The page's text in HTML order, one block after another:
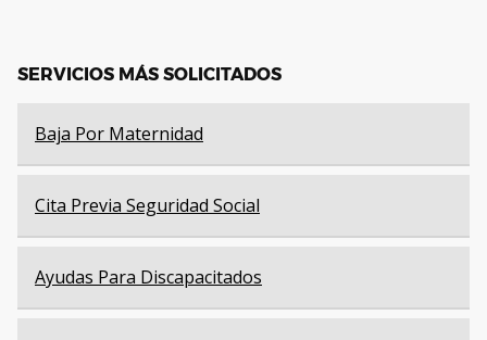
SERVICIOS MÁS SOLICITADOS
Baja Por Maternidad
Cita Previa Seguridad Social
Ayudas Para Discapacitados